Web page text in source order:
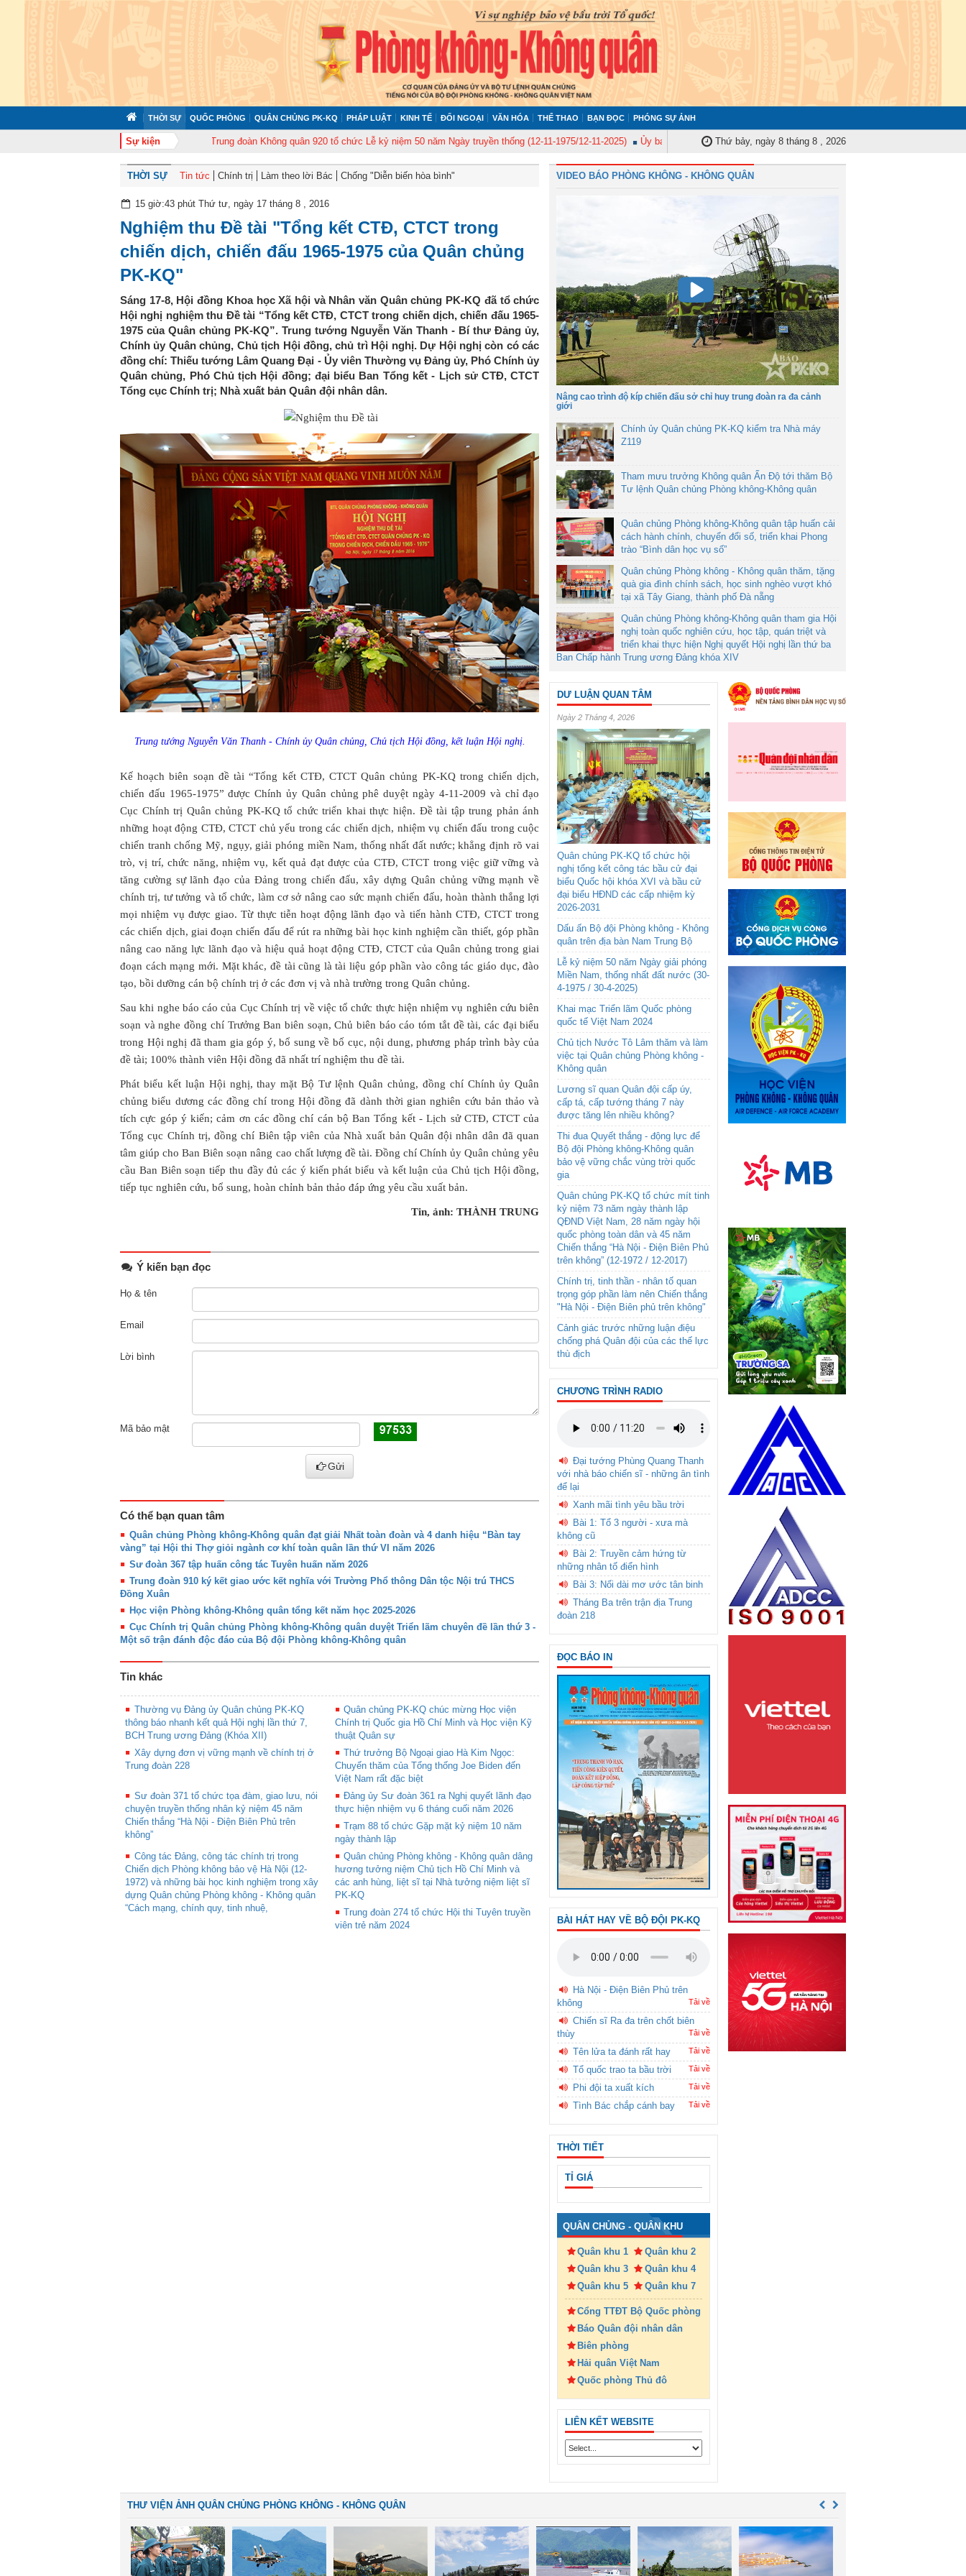
THỜI SỰ QUỐC PHÒNG QUÂN CHỦNG PK-KQ PHÁP LUẬT KINH TẾ ĐỐI NGOẠI VĂN HÓA THỂ THAO BẠN ĐỌC PHÓNG SỰ ẢNH
Sự kiện
372 tổ chức tập huấn cán bộ năm 2026 Trung đoàn Không quân 920 tổ chức Lễ kỷ niệm 50 năm Ngày truyền thống (12-11-1975/12-11-2025) Ủy ban Kiểm tra Quân ủy Trung ương tập huấn nghiệp vụ công tác kiểm tra, giám
Thứ bảy, ngày 8 tháng 8 , 2026
THỜI SỰ Tin tức Chính trị Làm theo lời Bác Chống "Diễn biến hòa bình"
15 giờ:43 phút Thứ tư, ngày 17 tháng 8 , 2016
Nghiệm thu Đề tài "Tổng kết CTĐ, CTCT trong
chiến dịch, chiến đấu 1965-1975 của Quân chủng
PK-KQ"
Sáng 17-8, Hội đồng Khoa học Xã hội và Nhân văn Quân chủng PK-KQ đã tổ chức
Hội nghị nghiệm thu Đề tài “Tổng kết CTĐ, CTCT trong chiến dịch, chiến đấu 1965-
1975 của Quân chủng PK-KQ”. Trung tướng Nguyễn Văn Thanh - Bí thư Đảng ủy,
Chính ủy Quân chủng, Chủ tịch Hội đồng, chủ trì Hội nghị. Dự Hội nghị còn có các
đồng chí: Thiếu tướng Lâm Quang Đại - Ủy viên Thường vụ Đảng ủy, Phó Chính ủy
Quân chủng, Phó Chủ tịch Hội đồng; đại biểu Ban Tổng kết - Lịch sử CTĐ, CTCT
Tổng cục Chính trị; Nhà xuất bản Quân đội nhân dân.
Trung tướng Nguyễn Văn Thanh - Chính ủy Quân chủng, Chủ tịch Hội đồng, kết luận Hội nghị.
Kế hoạch biên soạn đề tài “Tổng kết CTĐ, CTCT Quân chủng PK-KQ trong chiến dịch,
chiến đấu 1965-1975” được Chính ủy Quân chủng phê duyệt ngày 4-11-2009 và chỉ đạo
Cục Chính trị Quân chủng PK-KQ tổ chức triển khai thực hiện. Đề tài tập trung phản ánh
những hoạt động CTĐ, CTCT chủ yếu trong các chiến dịch, nhiệm vụ chiến đấu trong cuộc
chiến tranh chống Mỹ, ngụy, giải phóng miền Nam, thống nhất đất nước; khẳng định rõ vai
trò, vị trí, chức năng, nhiệm vụ, kết quả đạt được của CTĐ, CTCT trong việc giữ vững và
tăng cường sự lãnh đạo của Đảng trong chiến đấu, xây dựng Quân chủng vững mạnh về
chính trị, tư tưởng và tổ chức, làm cơ sở nâng cao sức mạnh chiến đấu, hoàn thành thắng lợi
mọi nhiệm vụ được giao. Từ thực tiễn hoạt động lãnh đạo và tiến hành CTĐ, CTCT trong
các chiến dịch, giai đoạn chiến đấu để rút ra những bài học kinh nghiệm cần thiết, góp phần
nâng cao năng lực lãnh đạo và hiệu quả hoạt động CTĐ, CTCT của Quân chủng trong giai
đoạn cách mạng mới. Mặt khác, đề tài cũng là tài liệu góp phần vào công tác giáo dục, đào
tạo, bồi dưỡng cán bộ chính trị ở các đơn vị và nhà trường trong Quân chủng.
Sau khi nghe báo cáo của Cục Chính trị về việc tổ chức thực hiện nhiệm vụ nghiên cứu biên
soạn và nghe đồng chí Trưởng Ban biên soạn, Chủ biên báo cáo tóm tắt đề tài, các đại biểu
trong Hội nghị đã tham gia góp ý, bổ sung về bố cục, nội dung, phương pháp trình bày của
đề tài; 100% thành viên Hội đồng đã nhất trí nghiệm thu đề tài.
Phát biểu kết luận Hội nghị, thay mặt Bộ Tư lệnh Quân chủng, đồng chí Chính ủy Quân
chủng biểu dương các đồng chí trong Hội đồng đã dành thời gian nghiên cứu bản thảo và
tích cực góp ý kiến; cảm ơn các đồng chí cán bộ Ban Tổng kết - Lịch sử CTĐ, CTCT của
Tổng cục Chính trị, đồng chí Biên tập viên của Nhà xuất bản Quân đội nhân dân đã quan
tâm giúp cho Ban Biên soạn nâng cao chất lượng đề tài. Đồng chí Chính ủy Quân chủng yêu
cầu Ban Biên soạn tiếp thu đầy đủ các ý kiến phát biểu và kết luận của Chủ tịch Hội đồng,
tiếp tục nghiên cứu, bổ sung, hoàn chỉnh bản thảo đáp ứng yêu cầu xuất bản.
Tin, ảnh: THÀNH TRUNG
Ý kiến bạn đọc
Họ & tên
Email
Lời bình
Mã bảo mật
Gửi
Có thể bạn quan tâm
Quân chủng Phòng không-Không quân đạt giải Nhất toàn đoàn và 4 danh hiệu “Bàn tay
vàng” tại Hội thi Thợ giỏi ngành cơ khí toàn quân lần thứ VI năm 2026
Sư đoàn 367 tập huấn công tác Tuyên huấn năm 2026
Trung đoàn 910 ký kết giao ước kết nghĩa với Trường Phổ thông Dân tộc Nội trú THCS
Đồng Xuân
Học viện Phòng không-Không quân tổng kết năm học 2025-2026
Cục Chính trị Quân chủng Phòng không-Không quân duyệt Triển lãm chuyên đề lần thứ 3 -
Một số trận đánh độc đáo của Bộ đội Phòng không-Không quân
Tin khác
Thường vụ Đảng ủy Quân chủng PK-KQ
thông báo nhanh kết quả Hội nghị lần thứ 7,
BCH Trung ương Đảng (Khóa XII)
Quân chủng PK-KQ chúc mừng Học viện
Chính trị Quốc gia Hồ Chí Minh và Học viện Kỹ
thuật Quân sự
Xây dựng đơn vị vững mạnh về chính trị ở
Trung đoàn 228
Thứ trưởng Bộ Ngoại giao Hà Kim Ngọc:
Chuyến thăm của Tổng thống Joe Biden đến
Việt Nam rất đặc biệt
Sư đoàn 371 tổ chức tọa đàm, giao lưu, nói
chuyện truyền thống nhân kỷ niệm 45 năm
Chiến thắng “Hà Nội - Điện Biên Phủ trên
không”
Đảng ủy Sư đoàn 361 ra Nghị quyết lãnh đạo
thực hiện nhiệm vụ 6 tháng cuối năm 2026
Trạm 88 tổ chức Gặp mặt kỷ niệm 10 năm
ngày thành lập
Công tác Đảng, công tác chính trị trong
Chiến dịch Phòng không bảo vệ Hà Nội (12-
1972) và những bài học kinh nghiệm trong xây
dựng Quân chủng Phòng không - Không quân
“Cách mạng, chính quy, tinh nhuệ,
Quân chủng Phòng không - Không quân dâng
hương tưởng niệm Chủ tịch Hồ Chí Minh và
các anh hùng, liệt sĩ tại Nhà tưởng niệm liệt sĩ
PK-KQ
Trung đoàn 274 tổ chức Hội thi Tuyên truyền
viên trẻ năm 2024
VIDEO BÁO PHÒNG KHÔNG - KHÔNG QUÂN
Nâng cao trình độ kíp chiến đấu sở chỉ huy trung đoàn ra đa cảnh
giới
Chính ủy Quân chủng PK-KQ kiểm tra Nhà máy
Z119
Tham mưu trưởng Không quân Ấn Độ tới thăm Bộ
Tư lệnh Quân chủng Phòng không-Không quân
Quân chủng Phòng không-Không quân tập huấn cải
cách hành chính, chuyển đổi số, triển khai Phong
trào “Bình dân học vụ số”
Quân chủng Phòng không - Không quân thăm, tặng
quà gia đình chính sách, học sinh nghèo vượt khó
tại xã Tây Giang, thành phố Đà nẵng
Quân chủng Phòng không-Không quân tham gia Hội
nghị toàn quốc nghiên cứu, học tập, quán triệt và
triển khai thực hiện Nghị quyết Hội nghị lần thứ ba
Ban Chấp hành Trung ương Đảng khóa XIV
DƯ LUẬN QUAN TÂM
Ngày 2 Tháng 4, 2026
Quân chủng PK-KQ tổ chức hội
nghị tổng kết công tác bầu cử đại
biểu Quốc hội khóa XVI và bầu cử
đại biểu HĐND các cấp nhiệm kỳ
2026-2031
Dấu ấn Bộ đội Phòng không - Không
quân trên địa bàn Nam Trung Bộ
Lễ kỷ niệm 50 năm Ngày giải phóng
Miền Nam, thống nhất đất nước (30-
4-1975 / 30-4-2025)
Khai mạc Triển lãm Quốc phòng
quốc tế Việt Nam 2024
Chủ tịch Nước Tô Lâm thăm và làm
việc tại Quân chủng Phòng không -
Không quân
Lương sĩ quan Quân đội cấp úy,
cấp tá, cấp tướng tháng 7 này
được tăng lên nhiều không?
Thi đua Quyết thắng - động lực để
Bộ đội Phòng không-Không quân
bảo vệ vững chắc vùng trời quốc
gia
Quân chủng PK-KQ tổ chức mít tinh
kỷ niệm 73 năm ngày thành lập
QĐND Việt Nam, 28 năm ngày hội
quốc phòng toàn dân và 45 năm
Chiến thắng “Hà Nội - Điện Biên Phủ
trên không” (12-1972 / 12-2017)
Chính trị, tinh thần - nhân tố quan
trọng góp phần làm nên Chiến thắng
"Hà Nội - Điện Biên phủ trên không"
Cảnh giác trước những luận điệu
chống phá Quân đội của các thế lực
thù địch
CHƯƠNG TRÌNH RADIO
Đại tướng Phùng Quang Thanh
với nhà báo chiến sĩ - những ân tình
để lại
Xanh mãi tình yêu bầu trời
Bài 1: Tổ 3 người - xưa mà
không cũ
Bài 2: Truyền cảm hứng từ
những nhân tố điển hình
Bài 3: Nối dài mơ ước tân binh
Tháng Ba trên trận địa Trung
đoàn 218
ĐỌC BÁO IN
BÀI HÁT HAY VỀ BỘ ĐỘI PK-KQ
Hà Nội - Điện Biên Phủ trên
không
Tải về
Chiến sĩ Ra đa trên chốt biên
thùy
Tải về
Tên lửa ta đánh rất hay Tải về
Tổ quốc trao ta bầu trời Tải về
Phi đội ta xuất kích Tải về
Tình Bác chắp cánh bay Tải về
THỜI TIẾT
TỈ GIÁ
QUÂN CHỦNG - QUÂN KHU
Quân khu 1
Quân khu 2
Quân khu 3
Quân khu 4
Quân khu 5
Quân khu 7
Cổng TTĐT Bộ Quốc phòng
Báo Quân đội nhân dân
Biên phòng
Hải quân Việt Nam
Quốc phòng Thủ đô
LIÊN KẾT WEBSITE
THƯ VIỆN ẢNH QUÂN CHỦNG PHÒNG KHÔNG - KHÔNG QUÂN